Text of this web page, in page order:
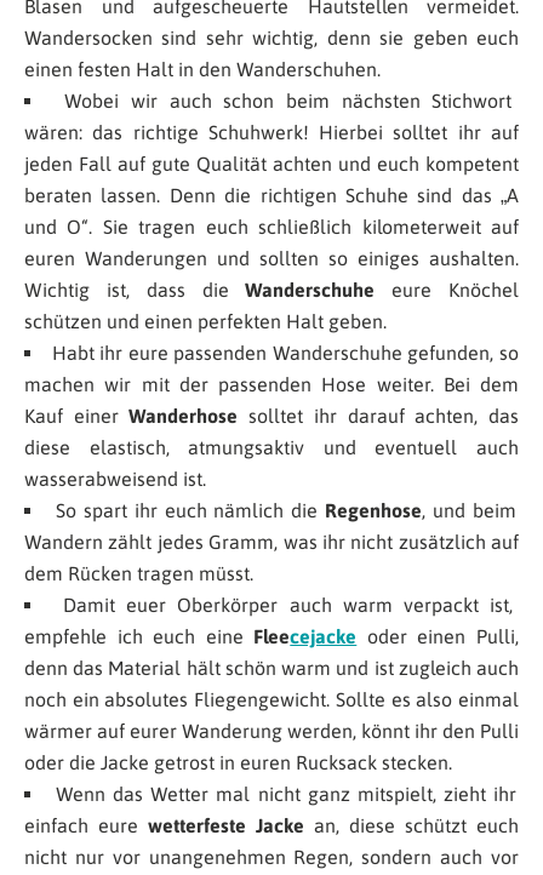
Blasen und aufgescheuerte Hautstellen vermeidet.
Wandersocken sind sehr wichtig, denn sie geben euch
einen festen Halt in den Wanderschuhen.
Wobei wir auch schon beim nächsten Stichwort
wären: das richtige Schuhwerk! Hierbei solltet ihr auf
jeden Fall auf gute Qualität achten und euch kompetent
beraten lassen. Denn die richtigen Schuhe sind das „A
und O“. Sie tragen euch schließlich kilometerweit auf
euren Wanderungen und sollten so einiges aushalten.
Wichtig ist, dass dieWanderschuhe eure Knöchel
schützen und einen perfekten Halt geben.
Habt ihr eure passenden Wanderschuhe gefunden, so
machen wir mit der passenden Hose weiter. Bei dem
Kauf einerWanderhosesolltet ihr darauf achten, das
diese elastisch, atmungsaktiv und eventuell auch
wasserabweisend ist.
So spart ihr euch nämlich die Regenhose, und beim
Wandern zählt jedes Gramm, was ihr nicht zusätzlich auf
dem Rücken tragen müsst.
Damit euer Oberkörper auch warm verpackt ist,
empfehle ich euch eine Fleecejacke
oder einen Pulli,
denn das Material hält schön warm und ist zugleich auch
noch ein absolutes Fliegengewicht. Sollte es also einmal
wärmer auf eurer Wanderung werden, könnt ihr den Pulli
oder die Jacke getrost in euren Rucksack stecken.
Wenn das Wetter mal nicht ganz mitspielt, zieht ihr
einfach eure wetterfeste Jacke an, diese schützt euch
nicht nur vor unangenehmen Regen, sondern auch vor